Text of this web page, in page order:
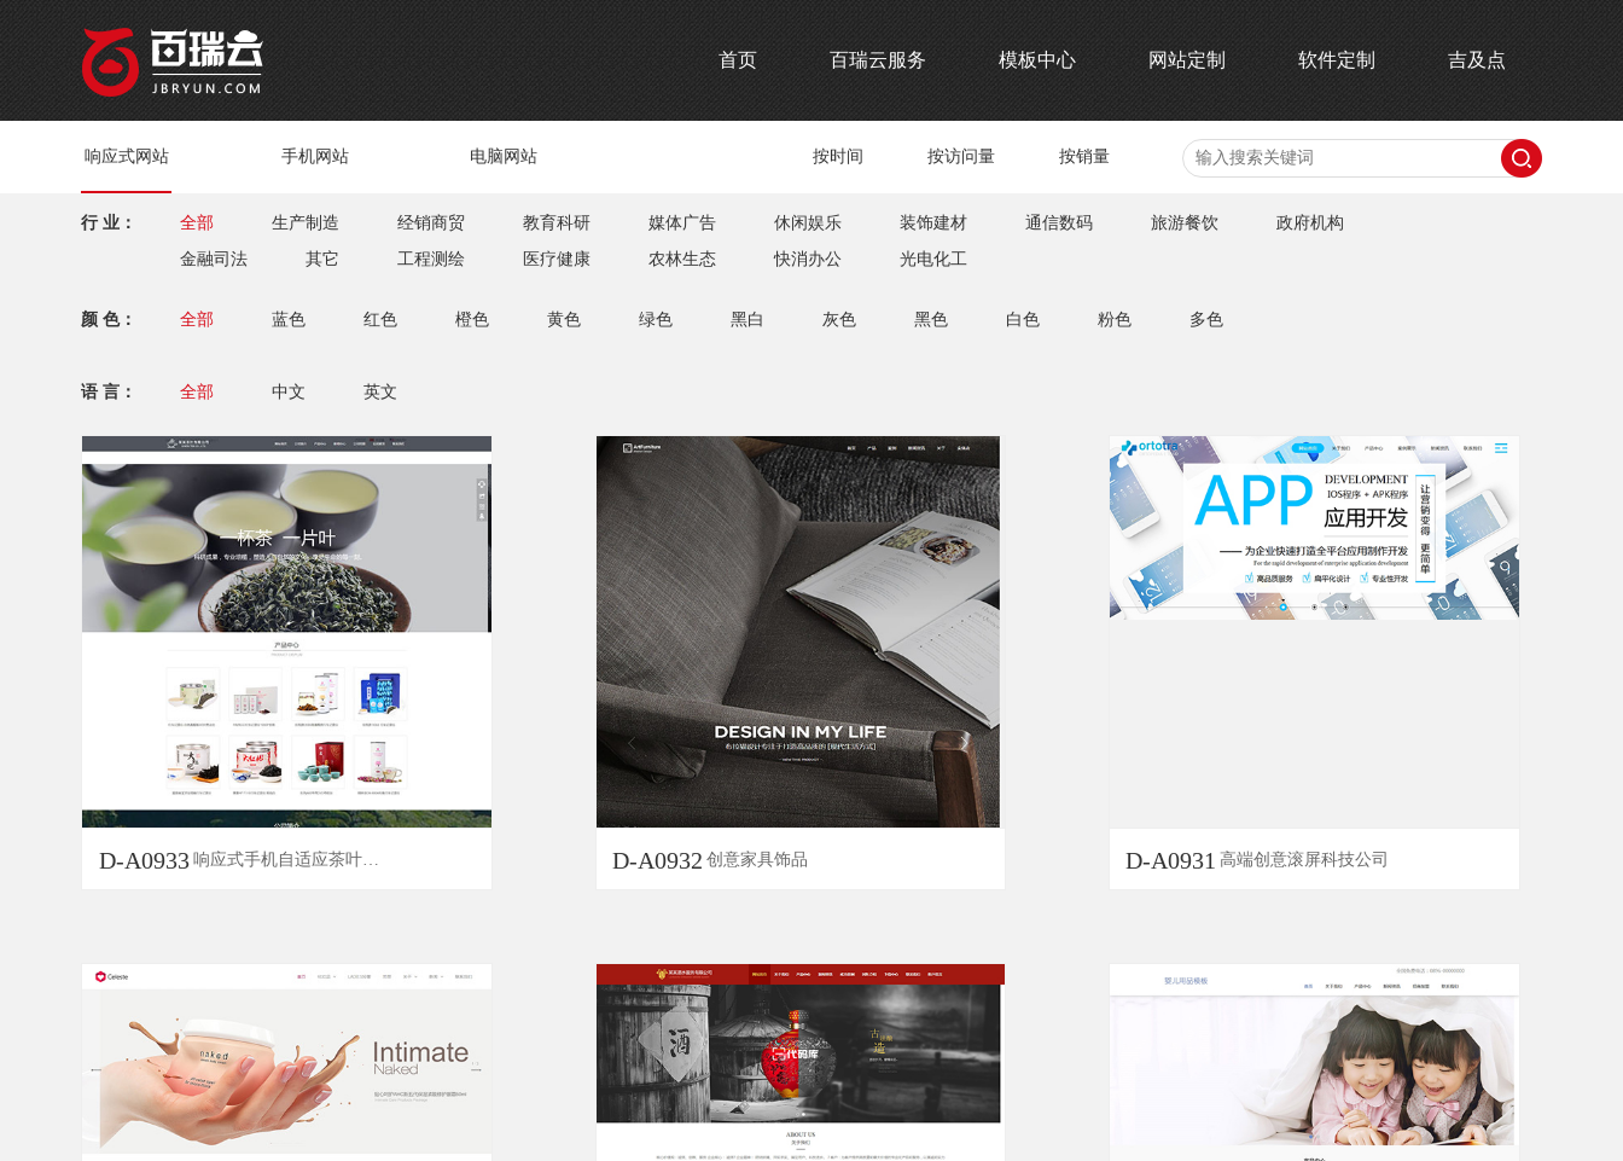
首页 百瑞云服务 模板中心 网站定制 软件定制 吉及点
响应式网站 手机网站 电脑网站 按时间 按访问量 按销量
行 业： 全部 生产制造 经销商贸 教育科研 媒体广告 休闲娱乐 装饰建材 通信数码 旅游餐饮
政府机构
金融司法
其它 工程测绘 医疗健康 农林生态 快消办公 光电化工
颜 色： 全部 蓝色 红色 橙色 黄色 绿色 黑白 灰色 黑色 白色 粉色 多色
语 言： 全部 中文 英文
D-A0933 响应式手机自适应茶叶网站 D-A0932 创意家具饰品 D-A0931 高端创意滚屏科技公司